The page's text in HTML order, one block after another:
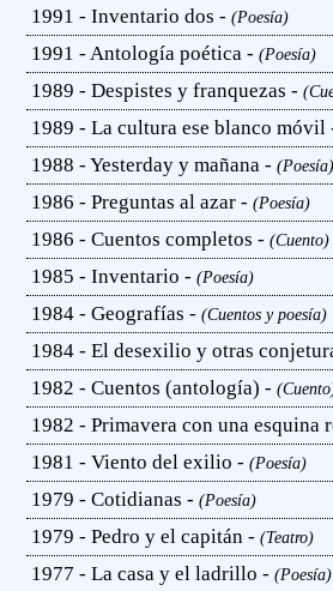
1991 - Inventario dos -(Poesía)
1991 - Antología poética -(Poesía)
1989 - Despistes y franquezas -
1989 - La cultura ese blanco
1988 - Yesterday y mañana -(Poesía)
1986 - Preguntas al azar -(Poesía)
1986 - Cuentos completos -(Cuento)
1985 - Inventario -(Poesía)
1984 - Geografías -(Cuentos y poesía)
1984 - El desexilio y otras
1982 - Cuentos (antología) -
1982 - Primavera con una esquina
1981 - Viento del exilio -(Poesía)
1979 - Cotidianas -(Poesía)
1979 - Pedro y el capitán -(Teatro)
1977 - La casa y el ladrillo -(Poesía)